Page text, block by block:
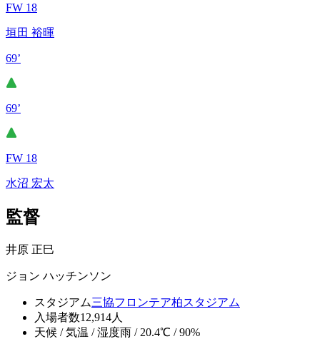
FW 18
垣田 裕暉
69’
69’
FW 18
水沼 宏太
監督
井原 正巳
ジョン ハッチンソン
スタジアム三協フロンテア柏スタジアム
入場者数12,914人
天候 / 気温 / 湿度雨 / 20.4℃ / 90%